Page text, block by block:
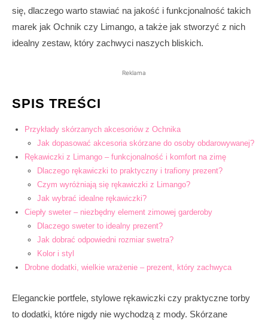
się, dlaczego warto stawiać na jakość i funkcjonalność takich
marek jak Ochnik czy Limango, a także jak stworzyć z nich
idealny zestaw, który zachwyci naszych bliskich.
Reklama
SPIS TREŚCI
Przykłady skórzanych akcesoriów z Ochnika
Jak dopasować akcesoria skórzane do osoby obdarowywanej?
Rękawiczki z Limango – funkcjonalność i komfort na zimę
Dlaczego rękawiczki to praktyczny i trafiony prezent?
Czym wyróżniają się rękawiczki z Limango?
Jak wybrać idealne rękawiczki?
Ciepły sweter – niezbędny element zimowej garderoby
Dlaczego sweter to idealny prezent?
Jak dobrać odpowiedni rozmiar swetra?
Kolor i styl
Drobne dodatki, wielkie wrażenie – prezent, który zachwyca
Eleganckie portfele, stylowe rękawiczki czy praktyczne torby
to dodatki, które nigdy nie wychodzą z mody. Skórzane